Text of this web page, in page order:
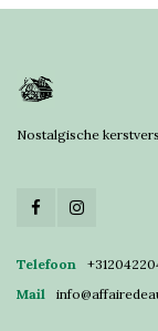
Nostalgische
Telefoon
Mail